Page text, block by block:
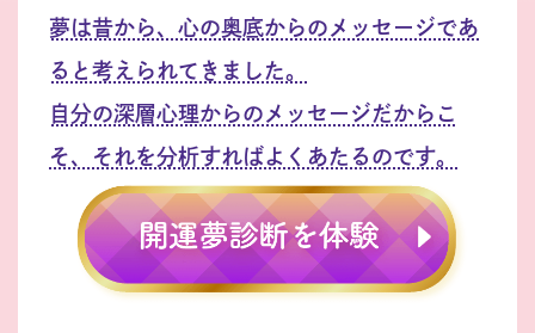
夢は昔から、心の奥底からのメッセージであ
ると考えられてきました。
自分の深層心理からのメッセージだからこ
そ、それを分析すればよくあたるのです。